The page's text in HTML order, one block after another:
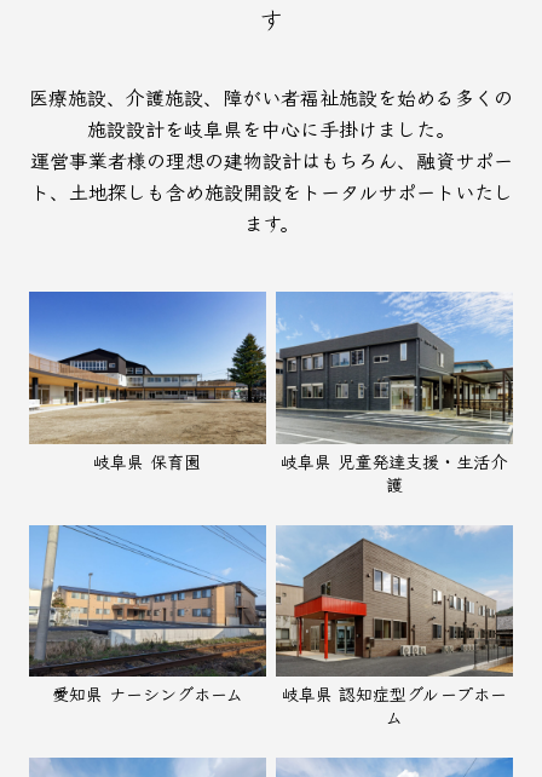
す
医療施設、介護施設、障がい者福祉施設を始める多くの
施設設計を岐阜県を中心に手掛けました。
運営事業者様の理想の建物設計はもちろん、融資サポー
ト、土地探しも含め施設開設をトータルサポートいたし
ます。
岐阜県 保育園
岐阜県 児童発達支援・生活介
護
愛知県 ナーシングホーム
岐阜県 認知症型グループホー
ム